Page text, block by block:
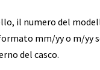
il numero del
mm/yy o m/yy
del casco.